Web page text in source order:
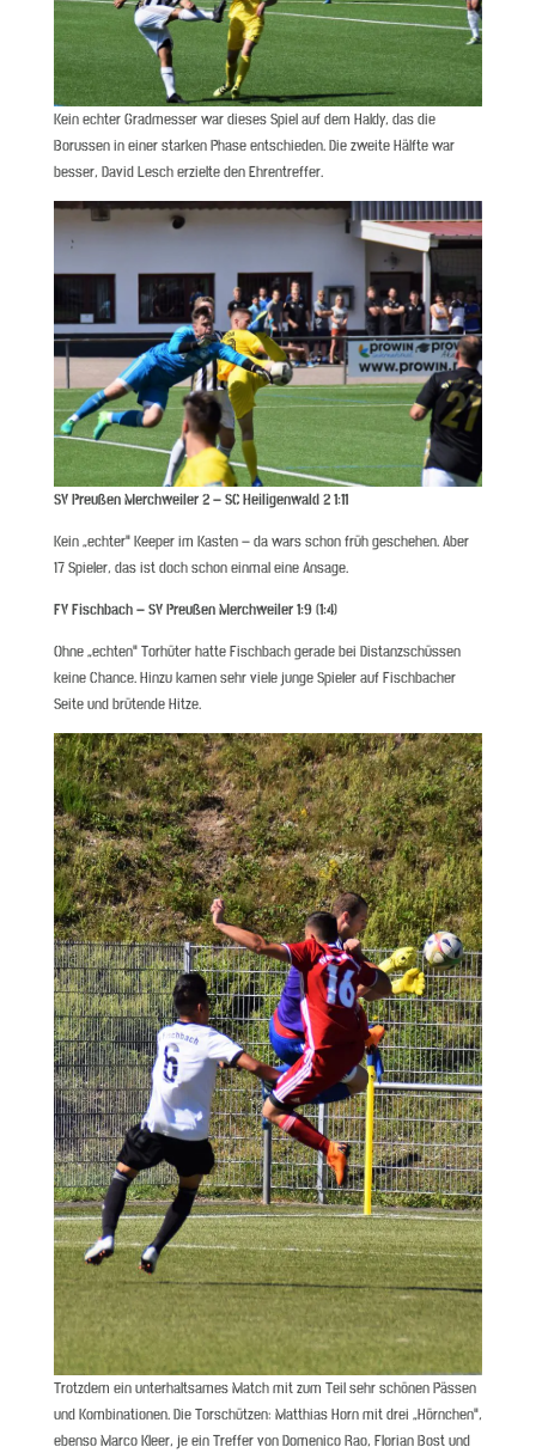
Kein echter Gradmesser war dieses Spiel auf dem Haldy, das die
Borussen in einer starken Phase entschieden. Die zweite Hälfte war
besser, David Lesch erzielte den Ehrentreffer.
SV Preußen Merchweiler 2 – SC Heiligenwald 2 1:11
Kein „echter“ Keeper im Kasten – da wars schon früh geschehen. Aber
17 Spieler, das ist doch schon einmal eine Ansage.
FV Fischbach – SV Preußen Merchweiler 1:9 (1:4)
Ohne „echten“ Torhüter hatte Fischbach gerade bei Distanzschüssen
keine Chance. Hinzu kamen sehr viele junge Spieler auf Fischbacher
Seite und brütende Hitze.
Trotzdem ein unterhaltsames Match mit zum Teil sehr schönen Pässen
und Kombinationen. Die Torschützen: Matthias Horn mit drei „Hörnchen“,
ebenso Marco Kleer, je ein Treffer von Domenico Rao, Florian Bost und